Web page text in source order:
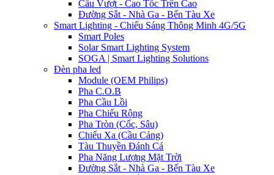
Cầu Vượt - Cao Tốc Trên Cao
Đường Sắt - Nhà Ga - Bến Tàu Xe
Smart Lighting - Chiếu Sáng Thông Minh 4G/5G
Smart Poles
Solar Smart Lighting System
SOGA | Smart Lighting Solutions
Đèn pha led
Module (OEM Philips)
Pha C.O.B
Pha Cầu Lồi
Pha Chiếu Rộng
Pha Tròn (Cốc, Sâu)
Chiếu Xa (Cầu Cảng)
Tàu Thuyền Đánh Cá
Pha Năng Lượng Mặt Trời
Đường Sắt - Nhà Ga - Bến Tàu Xe